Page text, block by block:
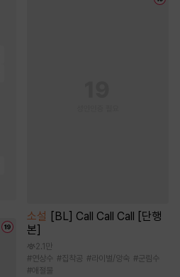
소설 [BL] Call Call Call [단행
본]
2.1만
#연상수 #집착공 #라이벌/앙숙 #군림수
#애절물